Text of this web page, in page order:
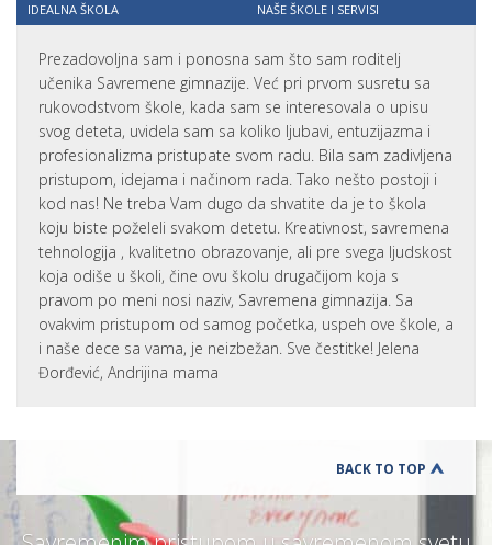
IDEALNA ŠKOLA
NAŠE ŠKOLE I SERVISI
Prezadovoljna sam i ponosna sam što sam roditelj
učenika Savremene gimnazije. Već pri prvom susretu sa
rukovodstvom škole, kada sam se interesovala o upisu
svog deteta, uvidela sam sa koliko ljubavi, entuzijazma i
profesionalizma pristupate svom radu. Bila sam zadivljena
pristupom, idejama i načinom rada. Tako nešto postoji i
kod nas! Ne treba Vam dugo da shvatite da je to škola
koju biste poželeli svakom detetu. Kreativnost, savremena
tehnologija , kvalitetno obrazovanje, ali pre svega ljudskost
koja odiše u školi, čine ovu školu drugačijom koja s
pravom po meni nosi naziv, Savremena gimnazija. Sa
ovakvim pristupom od samog početka, uspeh ove škole, a
i naše dece sa vama, je neizbežan. Sve čestitke! Jelena
Đorđević, Andrijina mama
BACK TO TOP